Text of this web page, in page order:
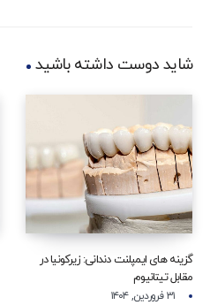
شاید دوست داشته باشید
گزینه‌ های ایمپلنت دندانی: زیرکونیا در
مقابل تیتانیوم
۳۱ فروردین, ۱۴۰۴